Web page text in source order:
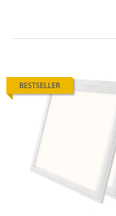
BESTSELLER